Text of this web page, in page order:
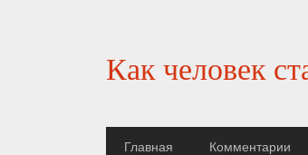
Как человек
Главная Комментарии